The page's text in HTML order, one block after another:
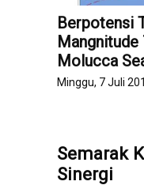
Berpotensi
Molucca
Minggu, 7 Juli
Semarak
Sinergi